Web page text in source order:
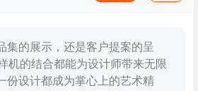
集的展示，还是客户提案的呈
机的结合都能为设计师带来无限
份设计都成为掌心上的艺术精